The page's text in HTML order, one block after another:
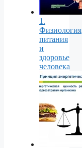
1.
Физиология
питания
и
здоровье
человека